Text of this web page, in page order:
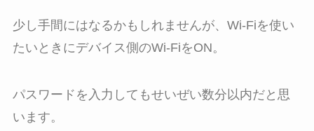
少し手間にはなるかもしれませんが、Wi-Fiを使い
たいときにデバイス側のWi-FiをON。
パスワードを入力してもせいぜい数分以内だと思
います。